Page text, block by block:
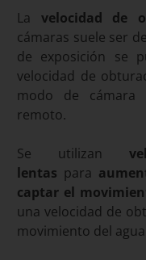
La velocidad de
cámaras suele ser de
de exposición se
velocidad de
modo de cámara
remoto.
Se utilizan
lentas para
captar el
una velocidad de
movimiento del